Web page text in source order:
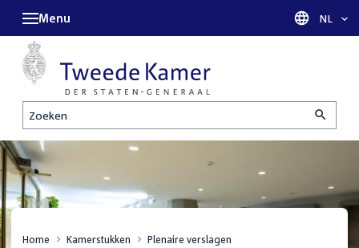
Zoeken
Menu Taal
NL
Home Kamerstukken Plenaire verslagen